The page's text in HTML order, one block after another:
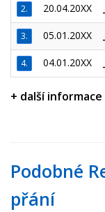
2. 20.04.20XX
3. 05.01.20XX
4. 04.01.20XX
+ další
Podobné
přání